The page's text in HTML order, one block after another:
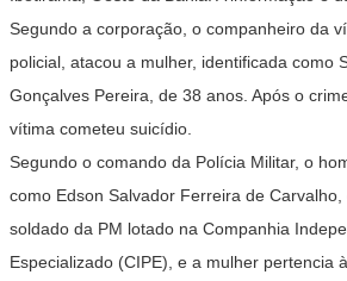
Segundo a corporação, o companheiro da
policial, atacou a mulher, identificada como
Gonçalves Pereira, de 38 anos. Após o
vítima cometeu suicídio.
Segundo o comando da Polícia Militar, o
como Edson Salvador Ferreira de
soldado da PM lotado na Companhia
Especializado (CIPE), e a mulher pertencia